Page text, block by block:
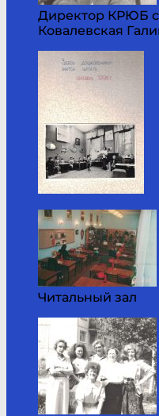
Директор КРЮБ с
Ковалевская
Читальный зал